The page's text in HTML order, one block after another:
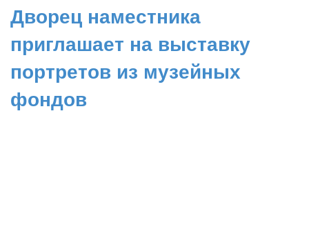
Дворец наместника
приглашает на выставку
портретов из музейных
фондов